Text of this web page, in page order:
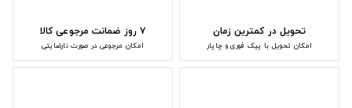
تحویل در کمترین زمان
امکان تحویل با پیک فوری و چاپار
۷ روز ضمانت مرجوعی کالا
امکان مرجوعی در صورت نارضایتی